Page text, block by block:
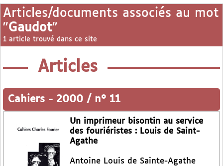
Articles/documents associés au mot
"Gaudot"
1 article trouvé dans ce site
Articles
Cahiers - 2000 / n° 11
Un imprimeur bisontin au service
des fouriéristes : Louis de Saint-
Agathe
Antoine Louis de Sainte-Agathe